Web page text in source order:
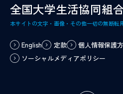
English 定款
個人情報保護
ソーシャルメディアポリシー
全国大学生活協同組
本サイトの文字・画像・その他一切の無断転